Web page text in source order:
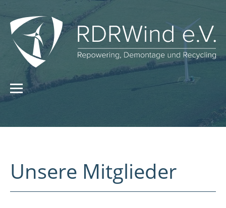
Unsere Mitglieder